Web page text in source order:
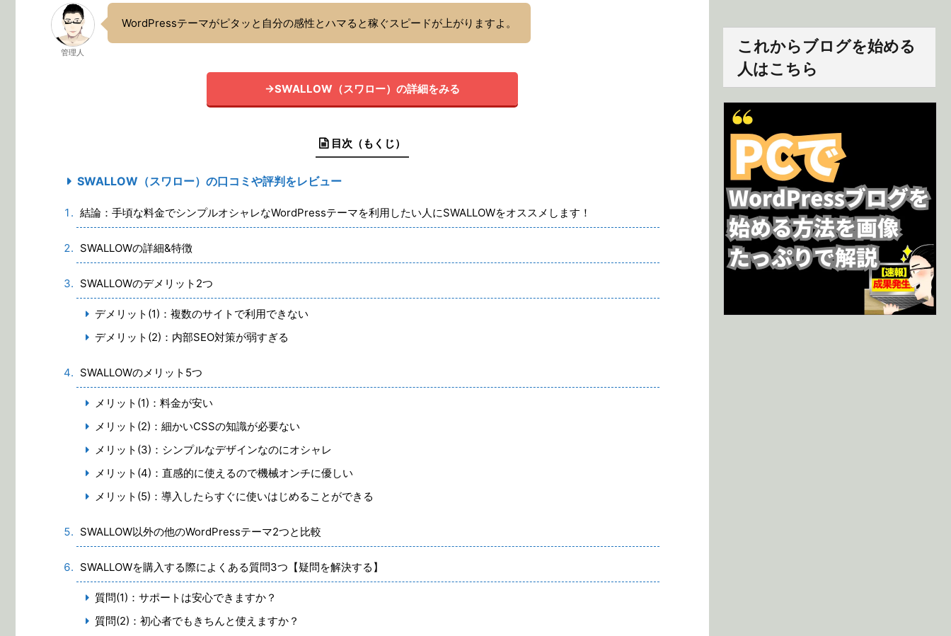
管理人
WordPressテーマがピタッと自分の感性とハマると稼ぐスピードが上がりますよ。
→SWALLOW（スワロー）の詳細をみる
目次（もくじ）
SWALLOW（スワロー）の口コミや評判をレビュー
結論：手頃な料金でシンプルオシャレなWordPressテーマを利用したい人にSWALLOWをオススメします！
SWALLOWの詳細&特徴
SWALLOWのデメリット2つ
デメリット(1)：複数のサイトで利用できない
デメリット(2)：内部SEO対策が弱すぎる
SWALLOWのメリット5つ
メリット(1)：料金が安い
メリット(2)：細かいCSSの知識が必要ない
メリット(3)：シンプルなデザインなのにオシャレ
メリット(4)：直感的に使えるので機械オンチに優しい
メリット(5)：導入したらすぐに使いはじめることができる
SWALLOW以外の他のWordPressテーマ2つと比較
SWALLOWを購入する際によくある質問3つ【疑問を解決する】
質問(1)：サポートは安心できますか？
質問(2)：初心者でもきちんと使えますか？
これからブログを始める
人はこちら